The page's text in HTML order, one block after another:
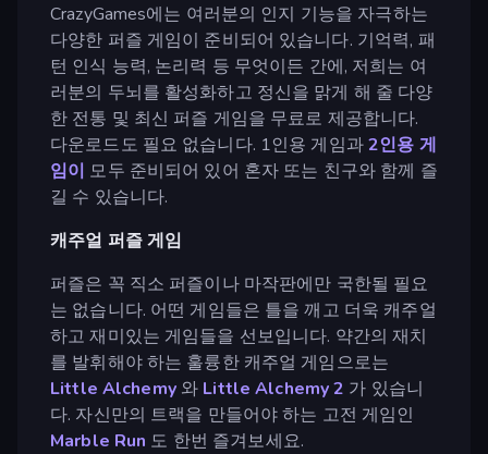
CrazyGames에는 여러분의 인지 기능을 자극하는
다양한 퍼즐 게임이 준비되어 있습니다. 기억력, 패
턴 인식 능력, 논리력 등 무엇이든 간에, 저희는 여
러분의 두뇌를 활성화하고 정신을 맑게 해 줄 다양
한 전통 및 최신 퍼즐 게임을 무료로 제공합니다.
다운로드도 필요 없습니다. 1인용 게임과2인용 게
임이 모두 준비되어 있어 혼자 또는 친구와 함께 즐
길 수 있습니다.
캐주얼 퍼즐 게임
퍼즐은 꼭 직소 퍼즐이나 마작판에만 국한될 필요
는 없습니다. 어떤 게임들은 틀을 깨고 더욱 캐주얼
하고 재미있는 게임들을 선보입니다. 약간의 재치
를 발휘해야 하는 훌륭한 캐주얼 게임으로는
Little Alchemy와 Little Alchemy 2 가 있습니
다. 자신만의 트랙을 만들어야 하는 고전 게임인
Marble Run 도 한번 즐겨보세요.